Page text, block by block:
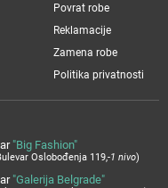
"Big Fashion"
Oslobođenja 119,-1 nivo)
"Galerija Belgrade"
Povrat robe
Reklamacije
Zamena robe
Politika privatnosti